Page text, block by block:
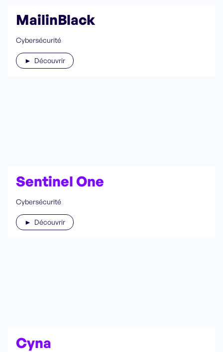
MailinBlack
Cybersécurité
► Découvrir
Sentinel One
Cybersécurité
► Découvrir
Cyna